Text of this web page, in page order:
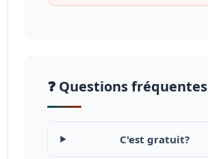
❓ Questions fréquentes
C'est gratuit?